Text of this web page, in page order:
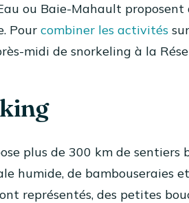
ou Baie-Mahault proposent
Pour combiner les activités
midi de snorkeling à la
plus de 300 km de sentiers
humide, de bambouseraies
représentés, des petites